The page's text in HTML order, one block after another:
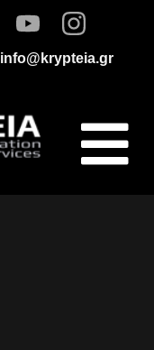
info@krypteia.gr